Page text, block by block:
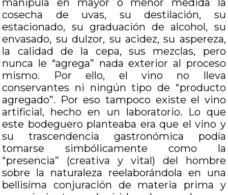
manipula en mayor o menor medida la
cosecha de uvas, su destilación, su
estacionado, su graduación de alcohol, su
envasado, su dulzor, su acidez, su aspereza,
la calidad de la cepa, sus mezclas, pero
nunca le “agrega” nada exterior al proceso
mismo. Por ello, el vino no lleva
conservantes ni ningún tipo de “producto
agregado”. Por eso tampoco existe el vino
artificial, hecho en un laboratorio. Lo que
este bodeguero planteaba era que el vino y
su trascendencia gastronómica podía
tomarse simbólicamente como la
“presencia” (creativa y vital) del hombre
sobre la naturaleza reelaborándola en una
bellisíma conjuración de materia prima y